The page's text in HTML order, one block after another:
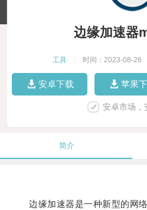
边缘加速器
工具 时间：2023-08-26
安卓下载 苹果
安卓市场，
简介
边缘加速器是一种新型的网络